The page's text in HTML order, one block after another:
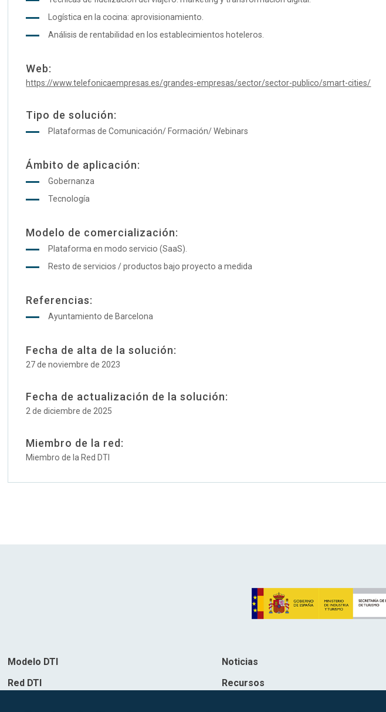
Logística en la cocina: aprovisionamiento.
Análisis de rentabilidad en los establecimientos hoteleros.
Web:
https://www.telefonicaempresas.es/grandes-empresas/sector/sector-publico/smart-cities/
Tipo de solución:
Plataformas de Comunicación/ Formación/ Webinars
Ámbito de aplicación:
Gobernanza
Tecnología
Modelo de comercialización:
Plataforma en modo servicio (SaaS).
Resto de servicios / productos bajo proyecto a medida
Referencias:
Ayuntamiento de Barcelona
Fecha de alta de la solución:
27 de noviembre de 2023
Fecha de actualización de la solución:
2 de diciembre de 2025
Miembro de la red:
Miembro de la Red DTI
Modelo DTI
Red DTI
Noticias
Recursos